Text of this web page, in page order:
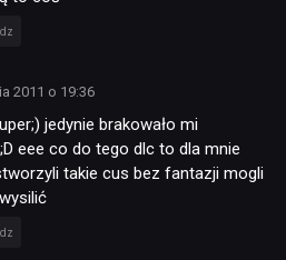
2011 o 19:36
jedynie brakowało mi
eee co do tego dlc to dla mnie
takie cus bez fantazji mogli